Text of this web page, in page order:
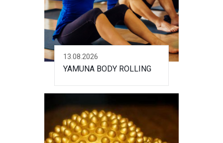
13.08.2026
YAMUNA BODY ROLLING